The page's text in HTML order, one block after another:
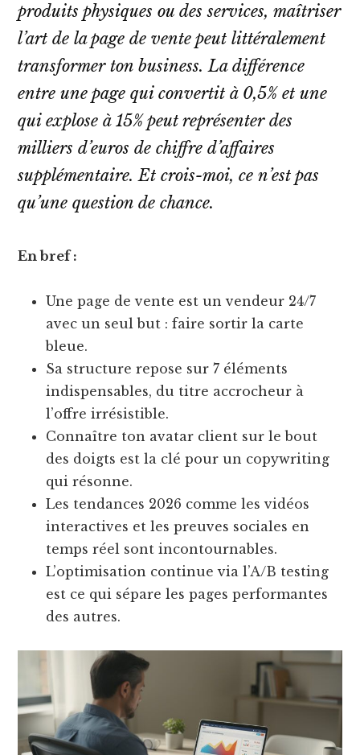
produits physiques ou des services, maîtriser
l’art de la page de vente peut littéralement
transformer ton business. La différence
entre une page qui convertit à 0,5% et une
qui explose à 15% peut représenter des
milliers d’euros de chiffre d’affaires
supplémentaire. Et crois-moi, ce n’est pas
qu’une question de chance.
En bref :
Une page de vente est un vendeur 24/7
avec un seul but : faire sortir la carte
bleue.
Sa structure repose sur 7 éléments
indispensables, du titre accrocheur à
l’offre irrésistible.
Connaître ton avatar client sur le bout
des doigts est la clé pour un copywriting
qui résonne.
Les tendances 2026 comme les vidéos
interactives et les preuves sociales en
temps réel sont incontournables.
L’optimisation continue via l’A/B testing
est ce qui sépare les pages performantes
des autres.